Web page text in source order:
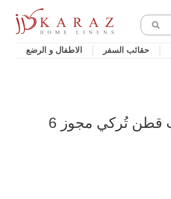
حقائب السفر الاطفال و الرضع
طقم لحاف صيفي بطبعات قطن تُركي مجوز 6